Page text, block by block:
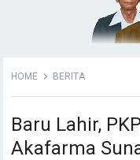
HOME BERITA
Baru Lahir,
Akafarma